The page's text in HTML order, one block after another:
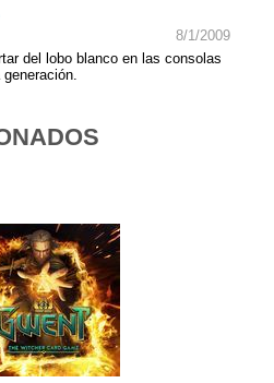
8/1/2009
del lobo blanco en las consolas